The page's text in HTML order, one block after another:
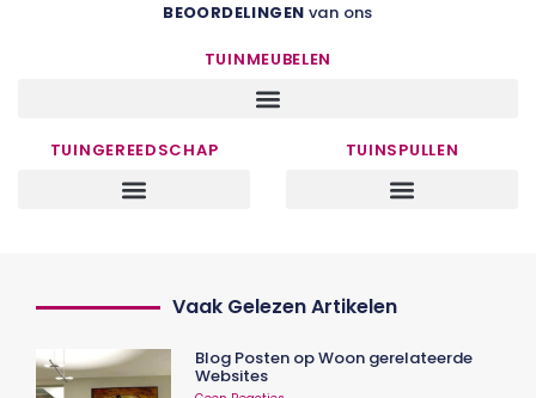
BEOORDELINGEN van ons
TUINMEUBELEN
TUINGEREEDSCHAP TUINSPULLEN
Vaak Gelezen Artikelen
Blog Posten op Woon gerelateerde
Websites